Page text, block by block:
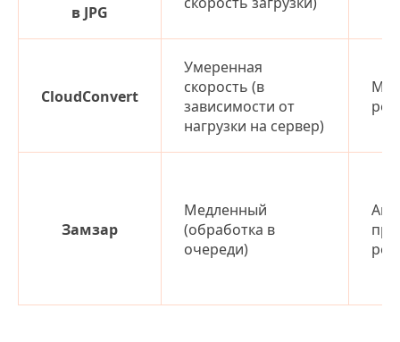
в JPG
CloudConvert
Умеренная
скорость (в
зависимости от
нагрузки на сервер)
Замзар
Медленный
(обработка в
очереди)